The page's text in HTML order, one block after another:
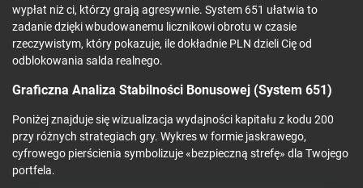
wypłat niż ci, którzy grają agresywnie. System 651 ułatwia to
zadanie dzięki wbudowanemu licznikowi obrotu w czasie
rzeczywistym, który pokazuje, ile dokładnie PLN dzieli Cię od
odblokowania salda realnego.
Graficzna Analiza Stabilności Bonusowej (System 651)
Poniżej znajduje się wizualizacja wydajności kapitału z kodu 200
przy różnych strategiach gry. Wykres w formie jaskrawego,
cyfrowego pierścienia symbolizuje «bezpieczną strefę» dla Twojego
portfela.